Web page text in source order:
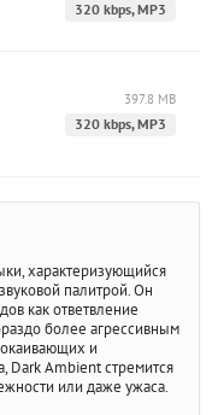
320 kbps, MP3
397.8 MB
320 kbps, MP3
характеризующийся
палитрой. Он
как ответвление
более агрессивным
и
Dark Ambient стремится
или даже ужаса.